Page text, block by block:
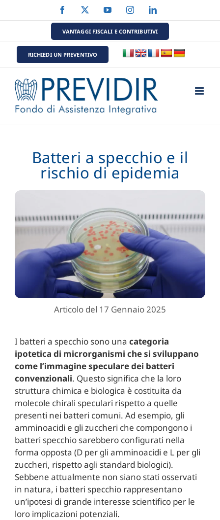
al
Facebook YouTubeInstagramLinkedIn
VANTAGGI FISCALI E CONTRIBUTIVI
RICHIEDI UN PREVENTIVO
Batteri a specchio e il
rischio di epidemia
Articolo del 17 Gennaio 2025
I batteri a specchio sono una categoria
ipotetica di microrganismi che si sviluppano
come l’immagine speculare dei batteri
convenzionali. Questo significa che la loro
struttura chimica e biologica è costituita da
molecole chirali speculari rispetto a quelle
presenti nei batteri comuni. Ad esempio, gli
amminoacidi e gli zuccheri che compongono i
batteri specchio sarebbero configurati nella
forma opposta (D per gli amminoacidi e L per gli
zuccheri, rispetto agli standard biologici).
Sebbene attualmente non siano stati osservati
in natura, i batteri specchio rappresentano
un’ipotesi di grande interesse scientifico per le
loro implicazioni potenziali.